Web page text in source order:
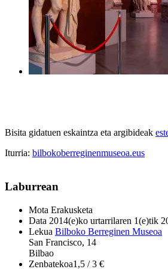
Bisita gidatuen eskaintza eta argibideak
Iturria: bilbokoberreginenmuseoa.eus
Laburrean
Mota Erakusketa
Data 2014(e)ko urtarrilaren 1(e)tik
Lekua Bilboko Berreginen Museoa
San Francisco, 14
Bilbao
Zenbatekoa1,5 / 3 €